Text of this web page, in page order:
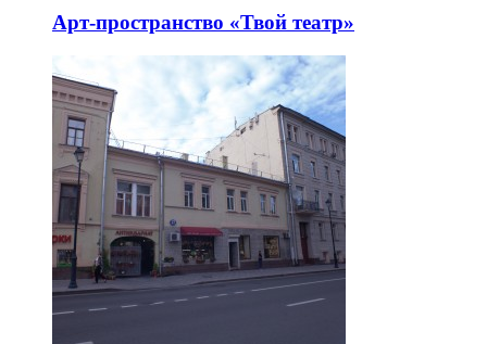
Арт-пространство «Твой театр»